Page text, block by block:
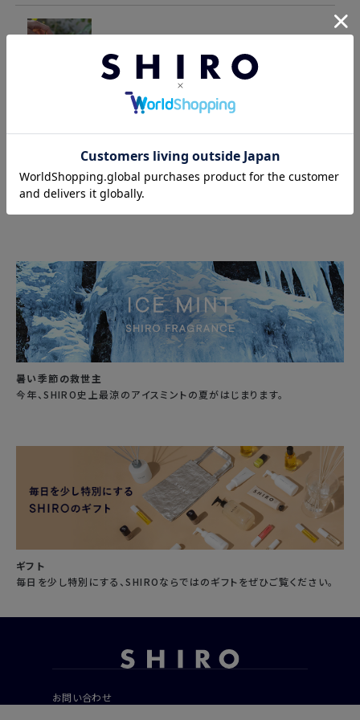
アイスミントとわたし
ニュース一覧
暑い季節の救世主
今年、SHIRO史上最涼のアイスミントの夏がはじまります。
ギフト
毎日を少し特別にする、SHIROならではのギフトをぜひご覧ください。
お問い合わせ